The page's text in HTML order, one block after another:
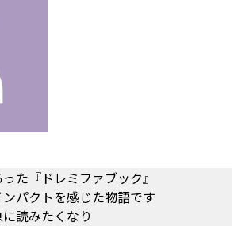
た『ドレミファブック』
パクトを感じた物語です
読みたくなり